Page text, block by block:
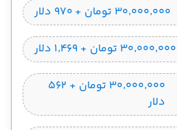
۳۰٬۰۰۰٬۰۰۰ تومان + ۹۷۰ دلار
۳۰٬۰۰۰٬۰۰۰ تومان + ۱٬۴۶۹ دلار
۳۰٬۰۰۰٬۰۰۰ تومان + ۵۶۲
دلار